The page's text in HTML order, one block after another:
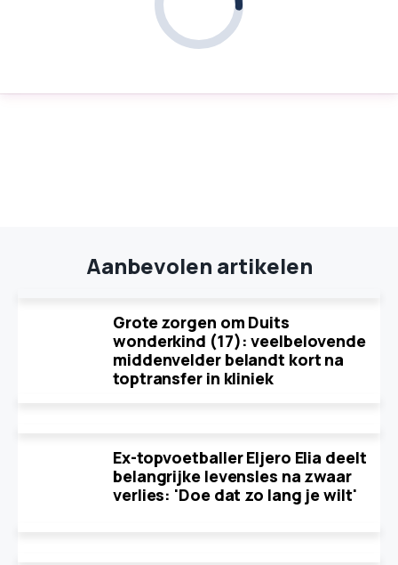
Aanbevolen artikelen
Grote zorgen om Duits
wonderkind (17): veelbelovende
middenvelder belandt kort na
toptransfer in kliniek
Ex-topvoetballer Eljero Elia deelt
belangrijke levensles na zwaar
verlies: 'Doe dat zo lang je wilt'